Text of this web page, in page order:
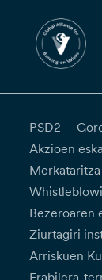
PSD2
Akzioen
Bezeroaren
Ziurtagiri
Arriskuen